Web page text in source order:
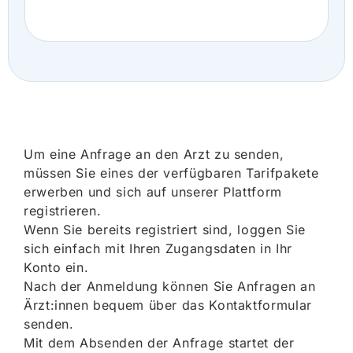
Um eine Anfrage an den Arzt zu senden,
müssen Sie eines der verfügbaren Tarifpakete
erwerben und sich auf unserer Plattform
registrieren.
Wenn Sie bereits registriert sind, loggen Sie
sich einfach mit Ihren Zugangsdaten in Ihr
Konto ein.
Nach der Anmeldung können Sie Anfragen an
Ärzt:innen bequem über das Kontaktformular
senden.
Mit dem Absenden der Anfrage startet der